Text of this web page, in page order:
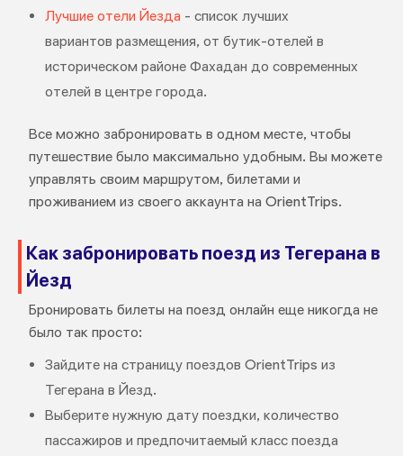
Лучшие отели Йезда - список лучших
вариантов размещения, от бутик-отелей в
историческом районе Фахадан до современных
отелей в центре города.
Все можно забронировать в одном месте, чтобы
путешествие было максимально удобным. Вы можете
управлять своим маршрутом, билетами и
проживанием из своего аккаунта на OrientTrips.
Как забронировать поезд из Тегерана в
Йезд
Бронировать билеты на поезд онлайн еще никогда не
было так просто:
Зайдите на страницу поездов OrientTrips из
Тегерана в Йезд.
Выберите нужную дату поездки, количество
пассажиров и предпочитаемый класс поезда